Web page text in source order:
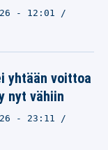
- 12:01
yhtään voittoa
nyt vähiin
- 23:11